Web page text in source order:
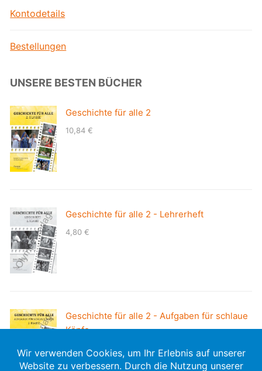
Kontodetails
Bestellungen
UNSERE BESTEN BÜCHER
Geschichte für alle 2
10,84€
Geschichte für alle 2 - Lehrerheft
4,80€
Geschichte für alle 2 - Aufgaben für schlaue
Köpfe
8,50 €